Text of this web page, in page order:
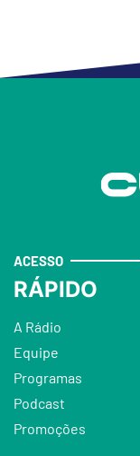
ACESSO
RÁPIDO
A Rádio
Equipe
Programas
Podcast
Promoções